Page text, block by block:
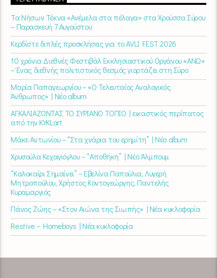
Τα Νήσων Τέκνα «Ανέμελα στα πέλαγα» στα Χρούσσα Σύρου
– Παρασκευή 7 Αυγούστου
Κερδίστε διπλές προσκλήσεις για το AVLI FEST 2026
10 χρόνια Διεθνές Φεστιβάλ Εκκλησιαστικού Οργάνου «ΑΝΩ»
– Ένας διεθνής πολιτιστικός θεσμός γιορτάζει στη Σύρο​
Μαρία Παπαγεωργίου – «Ο Τελευταίος Αναλογικός
Άνθρωπος» | Νέο album
ΑΓΚΑΛΙΑΖΟΝΤΑΣ ΤΟ ΣΥΡΙΑΝΟ ΤΟΠΙΟ | εικαστικός περίπατος
από την KYKLart
Μάκε Αντωνίου – “Στα χνάρια του ερημίτη” | Νέο album
Χρυσούλα Κεχαγιόγλου – “Αποθήκη” | Νέο Άλμπουμ
“Καλοκαίρι Σημαίνει” – Εβελίνα Παπούλια, Λυγερή
Μητροπούλου, Χρήστος Κοντογεώργης, Παντελής
Κυραμαργιός
Πάνος Ζώης – «Στον Αιώνα της Σιωπής» | Νέα κυκλοφορία
Restive – Homeboys | Νέα κυκλοφορία